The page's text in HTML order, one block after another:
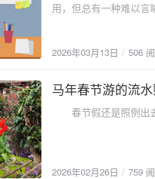
用，但总有一种难以言
2026年03月13日 506
2026-02-26
马年春节游的流
春节假还是照例出去
2026年02月26日 759